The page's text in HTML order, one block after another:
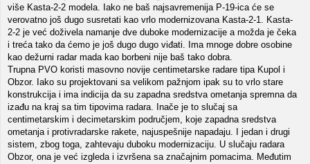
više Kasta-2-2 modela. Iako ne baš najsavremenija P-19-ica će se
verovatno još dugo susretati kao vrlo modernizovana Kasta-2-1. Kasta-
2-2 je već doživela namanje dve duboke modernizacije a možda je čeka
i treća tako da ćemo je još dugo dugo viđati. Ima mnoge dobre osobine
kao dežurni radar mada kao borbeni nije baš tako dobra.
Trupna PVO koristi masovno novije centimetarske radare tipa Kupol i
Obzor. Iako su projektovani sa velikom pažnjom ipak su to vrlo stare
konstrukcija i ima indicija da su zapadna sredstva ometanja spremna da
izađu na kraj sa tim tipovima radara. Inače je to slučaj sa
centimetarskim i decimetarskim područjem, koje zapadna sredstva
ometanja i protivradarske rakete, najuspešnije napadaju. I jedan i drugi
sistem, zbog toga, zahtevaju duboku modernizaciju. U slučaju radara
Obzor, ona je već izgleda i izvršena sa značajnim pomacima. Međutim